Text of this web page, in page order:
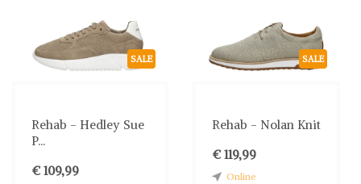
SALE
Rehab - Hedley Sue
P...
€ 109,99
SALE
Rehab - Nolan Knit
€ 119,99
Online